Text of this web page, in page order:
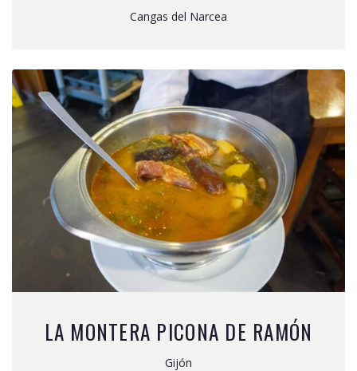
Cangas del Narcea
LA MONTERA PICONA DE RAMÓN
Gijón